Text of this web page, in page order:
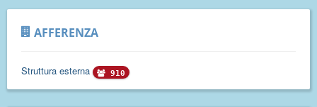
AFFERENZA
Struttura esterna 910